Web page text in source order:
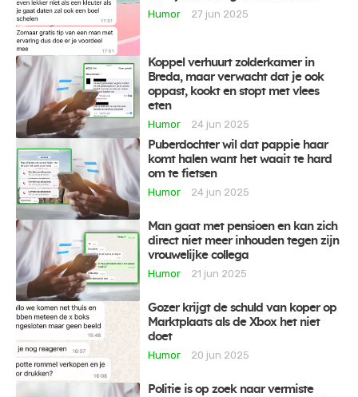
Humor
27 jun 2025
Koppel verhuurt zolderkamer in
Breda, maar verwacht dat je ook
oppast, kookt en stopt met vlees
eten
Humor
24 jun 2025
Puberdochter wil dat pappie haar
komt halen want het waait te hard
om te fietsen
Humor
24 jun 2025
Man gaat met pensioen en kan zich
direct niet meer inhouden tegen zijn
vrouwelijke collega
Humor
21 jun 2025
Gozer krijgt de schuld van koper op
Marktplaats als de Xbox het niet
doet
Humor
20 jun 2025
Politie is op zoek naar vermiste